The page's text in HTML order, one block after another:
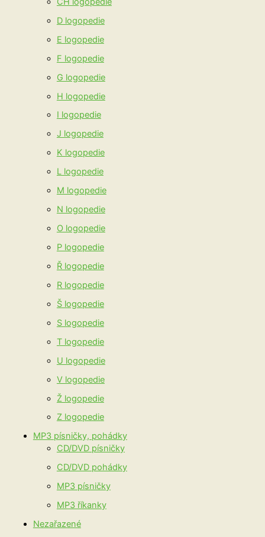
D logopedie
E logopedie
F logopedie
G logopedie
H logopedie
I logopedie
J logopedie
K logopedie
L logopedie
M logopedie
N logopedie
O logopedie
P logopedie
Ř logopedie
R logopedie
Š logopedie
S logopedie
T logopedie
U logopedie
V logopedie
Ž logopedie
Z logopedie
MP3 písničky, pohádky
CD/DVD písničky
CD/DVD pohádky
MP3 písničky
MP3 říkanky
Nezařazené